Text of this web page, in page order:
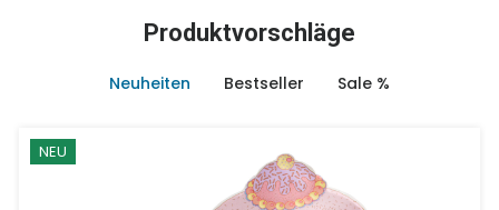
Produktvorschläge
Neuheiten Bestseller Sale %
NEU